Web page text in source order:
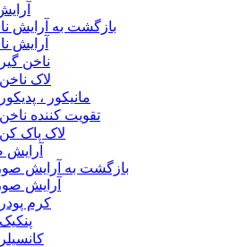
بازگشت به آرایش
آرایش
ناخن گیر
لاک ناخن
مانیکور ، پدیکور
تقویت کننده ناخن
لاک پاک کن
بازگشت به آرایش
آرایش
کرم پودر
پنکیک
کانسیلر